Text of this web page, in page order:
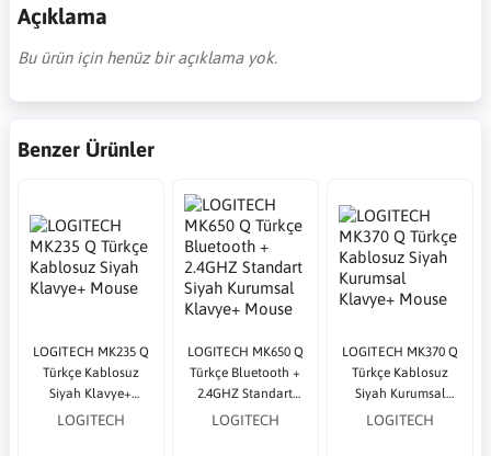
Açıklama
Bu ürün için henüz bir açıklama yok.
Benzer Ürünler
LOGITECH MK235 Q
Türkçe Kablosuz
Siyah Klavye+
Mouse
LOGITECH
LOGITECH MK650 Q
Türkçe Bluetooth +
2.4GHZ Standart
Siyah Kurumsal
LOGITECH
LOGITECH MK370 Q
Türkçe Kablosuz
Siyah Kurumsal
Klavye+ Mouse
LOGITECH